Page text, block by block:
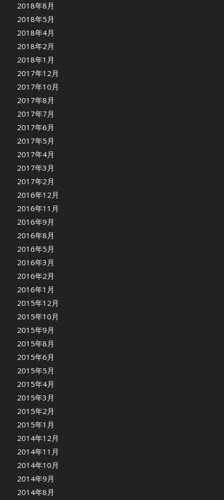
2018年8月
2018年5月
2018年4月
2018年2月
2018年1月
2017年12月
2017年10月
2017年8月
2017年7月
2017年6月
2017年5月
2017年4月
2017年3月
2017年2月
2016年12月
2016年11月
2016年9月
2016年8月
2016年5月
2016年3月
2016年2月
2016年1月
2015年12月
2015年10月
2015年9月
2015年8月
2015年6月
2015年5月
2015年4月
2015年3月
2015年2月
2015年1月
2014年12月
2014年11月
2014年10月
2014年9月
2014年8月